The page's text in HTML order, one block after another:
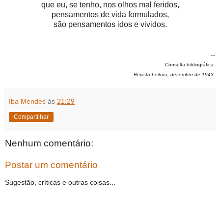
que eu, se tenho, nos olhos mal feridos,
pensamentos de vida formulados,
são pensamentos idos e vividos.
---
Consulta bibliográfica:
Revista Leitura, dezembro de 1943.
Iba Mendes às 21:29
Compartilhar
Nenhum comentário:
Postar um comentário
Sugestão, críticas e outras coisas...